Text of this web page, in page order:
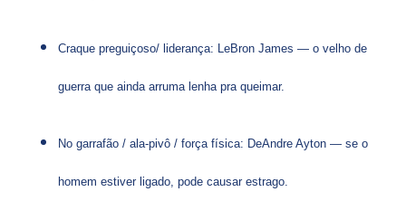
Craque preguiçoso/ liderança: LeBron James — o velho de
guerra que ainda arruma lenha pra queimar.
No garrafão / ala-pivô / força física: DeAndre Ayton — se o
homem estiver ligado, pode causar estrago.